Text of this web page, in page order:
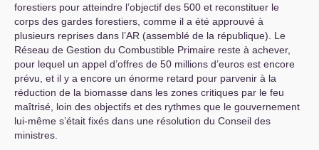
forestiers pour atteindre l’objectif des 500 et reconstituer le
corps des gardes forestiers, comme il a été approuvé à
plusieurs reprises dans l’AR (assemblé de la république). Le
Réseau de Gestion du Combustible Primaire reste à achever,
pour lequel un appel d’offres de 50 millions d’euros est encore
prévu, et il y a encore un énorme retard pour parvenir à la
réduction de la biomasse dans les zones critiques par le feu
maîtrisé, loin des objectifs et des rythmes que le gouvernement
lui-même s’était fixés dans une résolution du Conseil des
ministres.